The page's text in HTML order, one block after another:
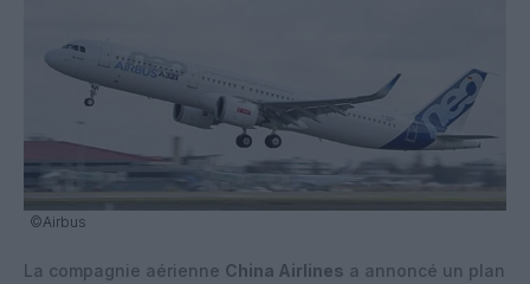
©Airbus
La compagnie aérienne China Airlines a annoncé un plan